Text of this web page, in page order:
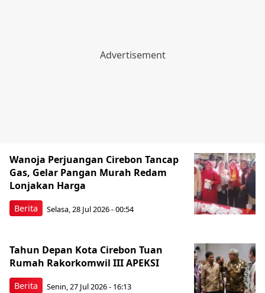
Berita
Wanoja Perjuangan Cirebon Tancap
Gas, Gelar Pangan Murah Redam
Lonjakan Harga
Selasa, 28 Jul 2026 - 00:54
Berita
Tahun Depan Kota Cirebon Tuan
Rumah Rakorkomwil III APEKSI
Senin, 27 Jul 2026 - 16:13